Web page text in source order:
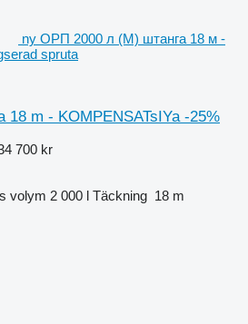
ny ОРП 2000 л (М) штанга 18 м -
spruta
18 m - KOMPENSATsIYa -25%
700 kr
volym 2 000 l Täckning 18 m